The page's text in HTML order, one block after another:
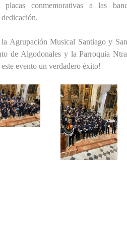
conmemorativas a las
Agrupación Musical Santiago y
de Algodonales y la Parroquia
evento un verdadero éxito!